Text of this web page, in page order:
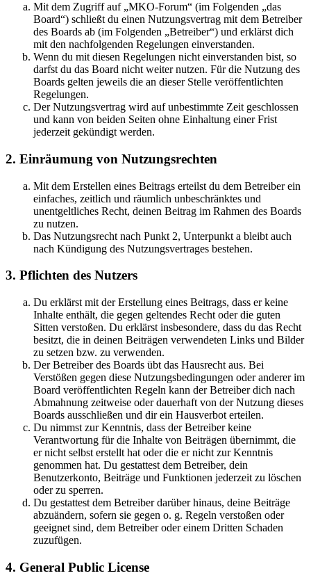
Mit dem Zugriff auf „MKO-Forum“ (im Folgenden „das
Board“) schließt du einen Nutzungsvertrag mit dem Betreiber
des Boards ab (im Folgenden „Betreiber“) und erklärst dich
mit den nachfolgenden Regelungen einverstanden.
Wenn du mit diesen Regelungen nicht einverstanden bist, so
darfst du das Board nicht weiter nutzen. Für die Nutzung des
Boards gelten jeweils die an dieser Stelle veröffentlichten
Regelungen.
Der Nutzungsvertrag wird auf unbestimmte Zeit geschlossen
und kann von beiden Seiten ohne Einhaltung einer Frist
jederzeit gekündigt werden.
2. Einräumung von Nutzungsrechten
Mit dem Erstellen eines Beitrags erteilst du dem Betreiber ein
einfaches, zeitlich und räumlich unbeschränktes und
unentgeltliches Recht, deinen Beitrag im Rahmen des Boards
zu nutzen.
Das Nutzungsrecht nach Punkt 2, Unterpunkt a bleibt auch
nach Kündigung des Nutzungsvertrages bestehen.
3. Pflichten des Nutzers
Du erklärst mit der Erstellung eines Beitrags, dass er keine
Inhalte enthält, die gegen geltendes Recht oder die guten
Sitten verstoßen. Du erklärst insbesondere, dass du das Recht
besitzt, die in deinen Beiträgen verwendeten Links und Bilder
zu setzen bzw. zu verwenden.
Der Betreiber des Boards übt das Hausrecht aus. Bei
Verstößen gegen diese Nutzungsbedingungen oder anderer im
Board veröffentlichten Regeln kann der Betreiber dich nach
Abmahnung zeitweise oder dauerhaft von der Nutzung dieses
Boards ausschließen und dir ein Hausverbot erteilen.
Du nimmst zur Kenntnis, dass der Betreiber keine
Verantwortung für die Inhalte von Beiträgen übernimmt, die
er nicht selbst erstellt hat oder die er nicht zur Kenntnis
genommen hat. Du gestattest dem Betreiber, dein
Benutzerkonto, Beiträge und Funktionen jederzeit zu löschen
oder zu sperren.
Du gestattest dem Betreiber darüber hinaus, deine Beiträge
abzuändern, sofern sie gegen o. g. Regeln verstoßen oder
geeignet sind, dem Betreiber oder einem Dritten Schaden
zuzufügen.
4. General Public License